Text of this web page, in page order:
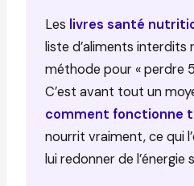
Les livres santé
liste d’aliments interdits
méthode pour « perdre
C’est avant tout un
comment fonctionne
nourrit vraiment, ce qui
lui redonner de l’énergie